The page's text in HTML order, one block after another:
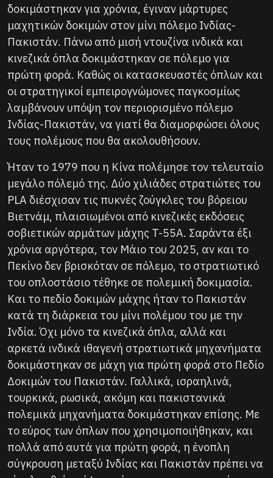
δοκιμάστηκαν για χρόνια, έγιναν μάρτυρες
μαχητικών δοκιμών στον μίνι πόλεμο Ινδίας-
Πακιστάν. Πάνω από μισή ντουζίνα ινδικά και
κινεζικά όπλα δοκιμάστηκαν σε πόλεμο για
πρώτη φορά. Καθώς οι κατασκευαστές όπλων και
οι στρατηγικοί εμπειρογνώμονες παγκοσμίως
λαμβάνουν υπόψη τον περιορισμένο πόλεμο
Ινδίας-Πακιστάν, να γιατί θα διαμορφώσει όλους
τους πολέμους που θα ακολουθήσουν.
Ήταν το 1979 που η Κίνα πολέμησε τον τελευταίο
μεγάλο πόλεμό της. Δύο χιλιάδες στρατιώτες του
PLA διέσχισαν τις πυκνές ζούγκλες του βόρειου
Βιετνάμ, πλαισιωμένοι από κινεζικές εκδόσεις
σοβιετικών αρμάτων μάχης T-55A. Σαράντα έξι
χρόνια αργότερα, τον Μάιο του 2025, αν και το
Πεκίνο δεν βρισκόταν σε πόλεμο, το στρατιωτικό
του οπλοστάσιο τέθηκε σε πολεμική δοκιμασία.
Και το πεδίο δοκιμών μάχης ήταν το Πακιστάν
κατά τη διάρκεια του μίνι πολέμου του με την
Ινδία. Όχι μόνο τα κινεζικά όπλα, αλλά και
αρκετά ινδικά ιθαγενή στρατιωτικά μηχανήματα
δοκιμάστηκαν σε μάχη για πρώτη φορά στο Πεδίο
Δοκιμών του Πακιστάν. Γαλλικά, ισραηλινά,
τουρκικά, ρωσικά, ακόμη και πακιστανικά
πολεμικά μηχανήματα δοκιμάστηκαν επίσης. Με
το εύρος των όπλων που χρησιμοποιήθηκαν, και
πολλά από αυτά για πρώτη φορά, η ένοπλη
σύγκρουση μεταξύ Ινδίας και Πακιστάν πρέπει να